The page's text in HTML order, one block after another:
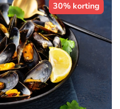
30% korting